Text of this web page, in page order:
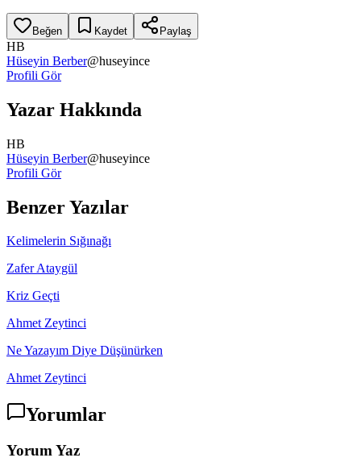
Beğen Kaydet Paylaş
HB
Hüseyin Berber@huseyince
Profili Gör
Yazar Hakkında
HB
Hüseyin Berber@huseyince
Profili Gör
Benzer Yazılar
Kelimelerin Sığınağı
Zafer Ataygül
Kriz Geçti
Ahmet Zeytinci
Ne Yazayım Diye Düşünürken
Ahmet Zeytinci
Yorumlar
Yorum Yaz